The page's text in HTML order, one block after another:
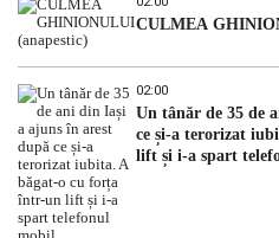
CULMEA
02:00
Un tânăr de 35 de
ce și-a terorizat
lift și i-a spart